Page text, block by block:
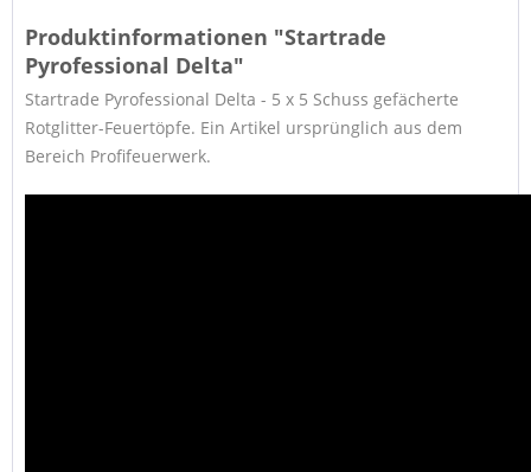
Produktinformationen "Startrade
Pyrofessional Delta"
Startrade Pyrofessional Delta - 5 x 5 Schuss gefächerte
Rotglitter-Feuertöpfe. Ein Artikel ursprünglich aus dem
Bereich Profifeuerwerk.